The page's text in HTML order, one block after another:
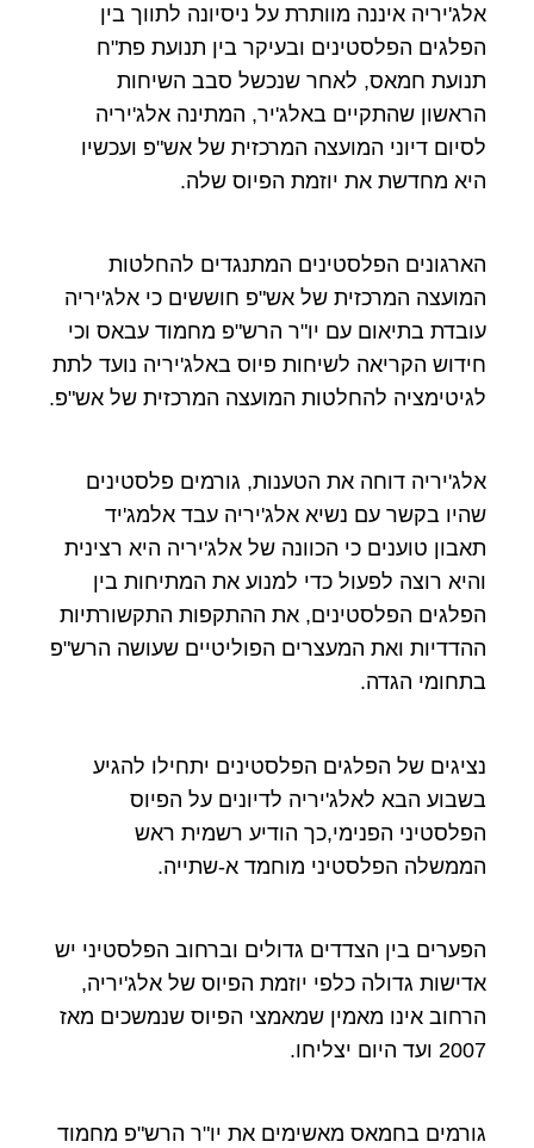
אלג'יריה איננה מוותרת על ניסיונה לתווך בין
הפלגים הפלסטינים ובעיקר בין תנועת פת"ח
תנועת חמאס, לאחר שנכשל סבב השיחות
הראשון שהתקיים באלג'יר, המתינה אלג'יריה
לסיום דיוני המועצה המרכזית של אש"פ ועכשיו
היא מחדשת את יוזמת הפיוס שלה.
הארגונים הפלסטינים המתנגדים להחלטות
המועצה המרכזית של אש"פ חוששים כי אלג'יריה
עובדת בתיאום עם יו"ר הרש"פ מחמוד עבאס וכי
חידוש הקריאה לשיחות פיוס באלג'יריה נועד לתת
לגיטימציה להחלטות המועצה המרכזית של אש"פ.
אלג'יריה דוחה את הטענות, גורמים פלסטינים
שהיו בקשר עם נשיא אלג'יריה עבד אלמג'יד
תאבון טוענים כי הכוונה של אלג'יריה היא רצינית
והיא רוצה לפעול כדי למנוע את המתיחות בין
הפלגים הפלסטינים, את ההתקפות התקשורתיות
ההדדיות ואת המעצרים הפוליטיים שעושה הרש"פ
בתחומי הגדה.
נציגים של הפלגים הפלסטינים יתחילו להגיע
בשבוע הבא לאלג'יריה לדיונים על הפיוס
הפלסטיני הפנימי,כך הודיע רשמית ראש
הממשלה הפלסטיני מוחמד א-שתייה.
הפערים בין הצדדים גדולים וברחוב הפלסטיני יש
אדישות גדולה כלפי יוזמת הפיוס של אלג'יריה,
הרחוב אינו מאמין שמאמצי הפיוס שנמשכים מאז
2007 ועד היום יצליחו.
גורמים בחמאס מאשימים את יו"ר הרש"פ מחמוד